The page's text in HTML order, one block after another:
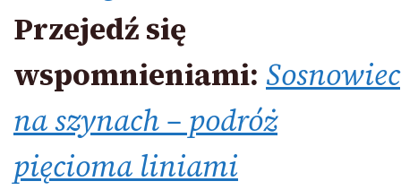
Przejedź się
wspomnieniami: Sosnowiec
na szynach – podróż
pięcioma liniami